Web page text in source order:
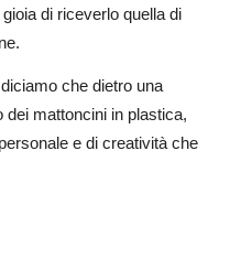
di riceverlo quella di
che dietro una
mattoncini in plastica,
e di creatività che